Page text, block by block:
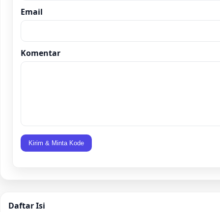
Daftar Isi
Email
Komentar
Kirim & Minta Kode